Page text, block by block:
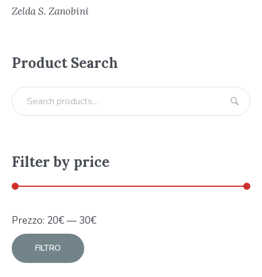
Zelda S. Zanobini
Product Search
Filter by price
FILTRO
Prezzo: 20€— 30€